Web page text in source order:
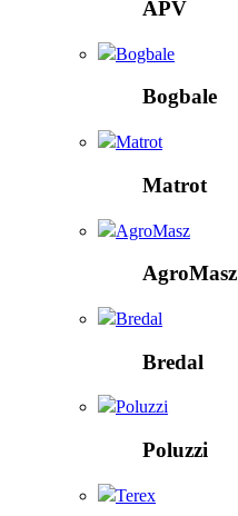
APV
Bogbale
Bogbale
Matrot
Matrot
AgroMasz
AgroMasz
Bredal
Bredal
Poluzzi
Poluzzi
Terex